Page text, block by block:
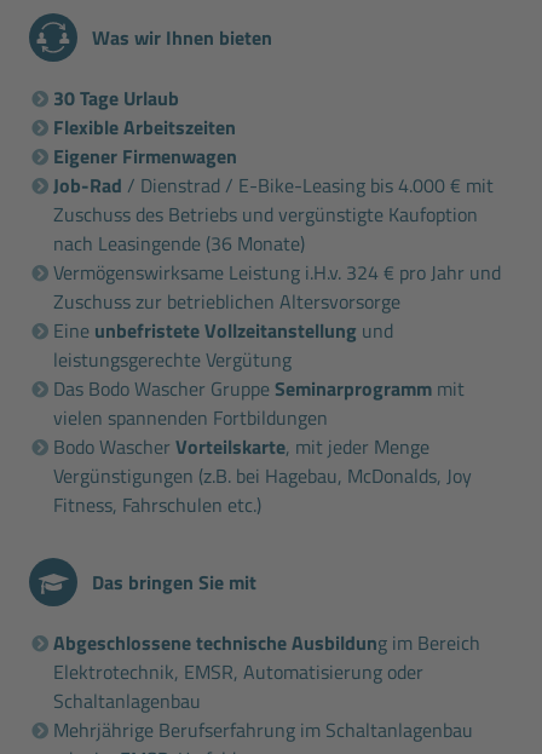
Was wir Ihnen bieten
30 Tage Urlaub
Flexible Arbeitszeiten
Eigener Firmenwagen
Job-Rad / Dienstrad / E-Bike-Leasing bis 4.000 € mit
Zuschuss des Betriebs und vergünstigte Kaufoption
nach Leasingende (36 Monate)
Vermögenswirksame Leistung i.H.v. 324 € pro Jahr und
Zuschuss zur betrieblichen Altersvorsorge
Eine unbefristete Vollzeitanstellung und
leistungsgerechte Vergütung
Das Bodo Wascher GruppeSeminarprogramm mit
vielen spannenden Fortbildungen
Bodo Wascher Vorteilskarte, mit jeder Menge
Vergünstigungen (z.B. bei Hagebau, McDonalds, Joy
Fitness, Fahrschulen etc.)
Das bringen Sie mit
Abgeschlossene technische Ausbildung im Bereich
Elektrotechnik, EMSR, Automatisierung oder
Schaltanlagenbau
Mehrjährige Berufserfahrung im Schaltanlagenbau